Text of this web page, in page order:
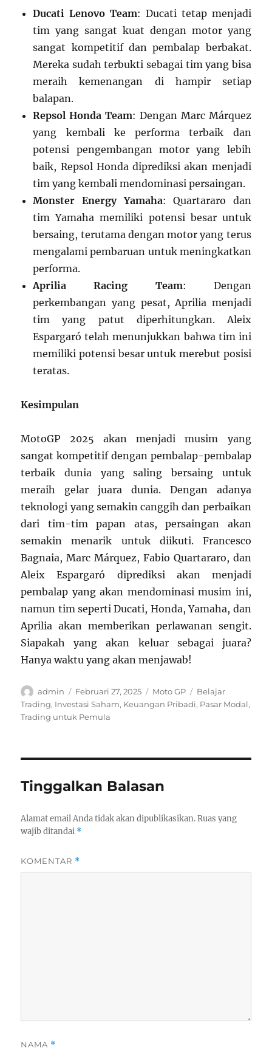
Ducati Lenovo Team: Ducati tetap menjadi
tim yang sangat kuat dengan motor yang
sangat kompetitif dan pembalap berbakat.
Mereka sudah terbukti sebagai tim yang bisa
meraih kemenangan di hampir setiap
balapan.
Repsol Honda Team: Dengan Marc Márquez
yang kembali ke performa terbaik dan
potensi pengembangan motor yang lebih
baik, Repsol Honda diprediksi akan menjadi
tim yang kembali mendominasi persaingan.
Monster Energy Yamaha: Quartararo dan
tim Yamaha memiliki potensi besar untuk
bersaing, terutama dengan motor yang terus
mengalami pembaruan untuk meningkatkan
performa.
Aprilia Racing Team: Dengan
perkembangan yang pesat, Aprilia menjadi
tim yang patut diperhitungkan. Aleix
Espargaró telah menunjukkan bahwa tim ini
memiliki potensi besar untuk merebut posisi
teratas.
Kesimpulan
MotoGP 2025 akan menjadi musim yang
sangat kompetitif dengan pembalap-pembalap
terbaik dunia yang saling bersaing untuk
meraih gelar juara dunia. Dengan adanya
teknologi yang semakin canggih dan perbaikan
dari tim-tim papan atas, persaingan akan
semakin menarik untuk diikuti. Francesco
Bagnaia, Marc Márquez, Fabio Quartararo, dan
Aleix Espargaró diprediksi akan menjadi
pembalap yang akan mendominasi musim ini,
namun tim seperti Ducati, Honda, Yamaha, dan
Aprilia akan memberikan perlawanan sengit.
Siapakah yang akan keluar sebagai juara?
Hanya waktu yang akan menjawab!
Author
admin
Posted
on
Februari 27, 2025 Categories
Moto GP Tags
Belajar
Trading, Investasi Saham, Keuangan Pribadi, Pasar Modal,
Trading untuk Pemula
Tinggalkan Balasan
Alamat email Anda tidak akan dipublikasikan. Ruas yang
wajib ditandai *
KOMENTAR *
NAMA *